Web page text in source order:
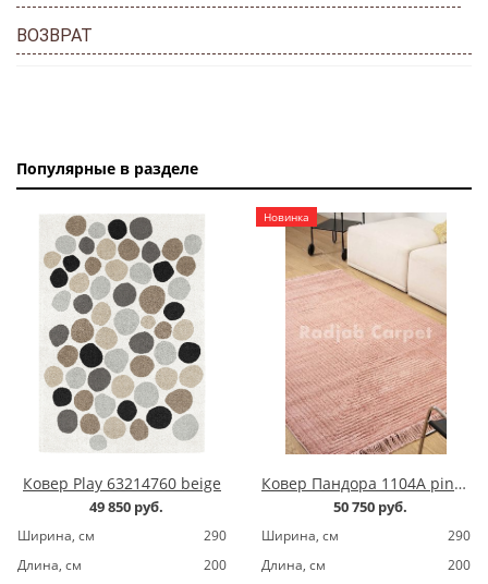
ВОЗВРАТ
Популярные в разделе
Ковер Play 63214760 beige
49 850 руб.
Ширина, cм
290
Длина, cм
200
Новинка
Ковер Пандора 1104A pink/pink
50 750 руб.
Ширина, cм
290
Длина, cм
200